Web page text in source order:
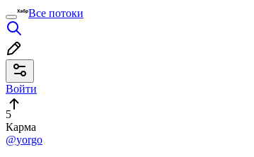
Все потоки
Войти
5
Карма
@yorgo